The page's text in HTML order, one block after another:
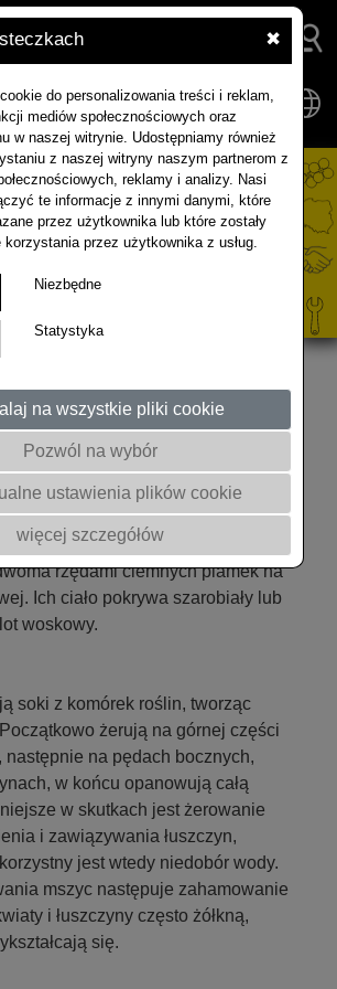
✖
do personalizowania treści i reklam,
mediów społecznościowych oraz
w naszej witrynie. Udostępniamy również
z naszej witryny naszym partnerom z
reklamy i analizy. Nasi
te informacje z innymi danymi, które
przez użytkownika lub które zostały
przez użytkownika z usług.
Niezbędne
Statystyka
na wszystkie pliki cookie
Pozwól na wybór
ustawienia plików cookie
więcej szczegółów
kapuściana
brassicae
ok. 0,5 mm, czarne, błyszczące
i larwy (stadium szkodliwe)–
długości 2–2,4 mm. Ich głowa,
ciemnobrunatne, natomiast odwłok
plamkami. Ciało pokrywa słaby
ciemne i krótkie syfony, czułki
oraz przezroczyste i długie skrzydła.
osiągają długość 2–2,6 mm, są
rzędami ciemnych plamek na
Ich ciało pokrywa szarobiały lub
woskowy.
soki z komórek roślin, tworząc
żerują na górnej części
następnie na pędach bocznych,
w końcu opanowują całą
w skutkach jest żerowanie
i zawiązywania łuszczyn,
jest wtedy niedobór wody.
mszyc następuje zahamowanie
i łuszczyny często żółkną,
się.